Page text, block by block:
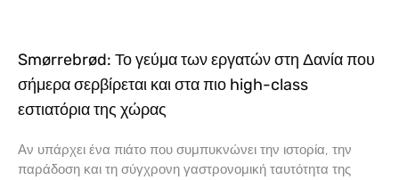
Smørrebrød: Το γεύμα των εργατών στη Δανία που
σήμερα σερβίρεται και στα πιο high-class
εστιατόρια της χώρας
Αν υπάρχει ένα πιάτο που συμπυκνώνει την ιστορία, την
παράδοση και τη σύγχρονη γαστρονομική ταυτότητα της